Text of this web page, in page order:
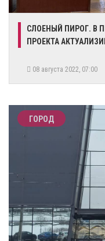
СЛОЕНЫЙ ПИРОГ. В
ПРОЕКТА
08 августа 2022, 07:00
ГОРОД